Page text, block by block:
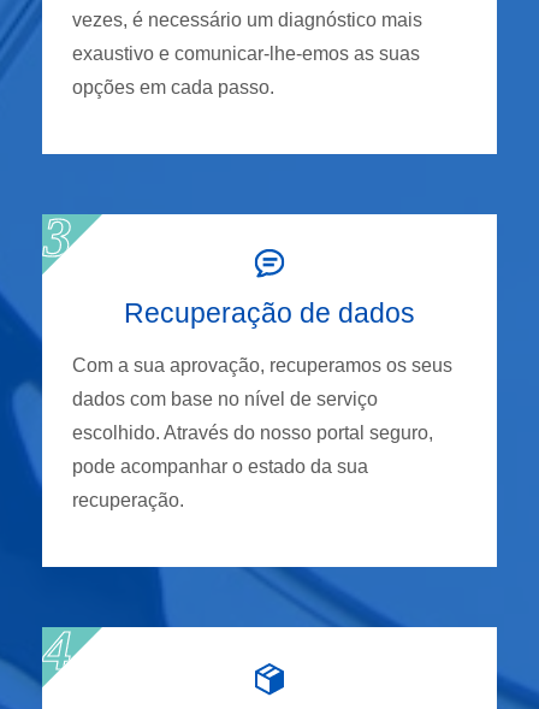
vezes, é necessário um diagnóstico mais
exaustivo e comunicar-lhe-emos as suas
opções em cada passo.
Recuperação de dados
Com a sua aprovação, recuperamos os seus
dados com base no nível de serviço
escolhido. Através do nosso portal seguro,
pode acompanhar o estado da sua
recuperação.